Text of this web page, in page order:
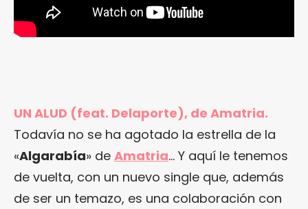
UN ALUD (feat. Delaporte), de Amatria.
Todavía no se ha agotado la estrella de la
«Algarabía» de Amatria… Y aquí le tenemos
de vuelta, con un nuevo single que, además
de ser un temazo, es una colaboración con